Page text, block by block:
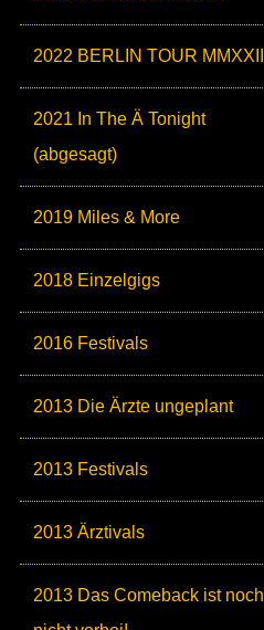
2022 BERLIN TOUR MMXXII
2021 In The Ä Tonight
(abgesagt)
2019 Miles & More
2018 Einzelgigs
2016 Festivals
2013 Die Ärzte ungeplant
2013 Festivals
2013 Ärztivals
2013 Das Comeback ist noch